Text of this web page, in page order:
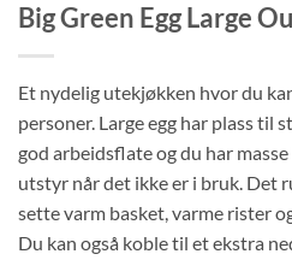
Big Green Egg Large
Et nydelig utekjøkken hvor du
personer. Large egg har plass til
god arbeidsflate og du har
utstyr når det ikke er i bruk. Det
sette varm basket, varme rister
Du kan også koble til et ekstra